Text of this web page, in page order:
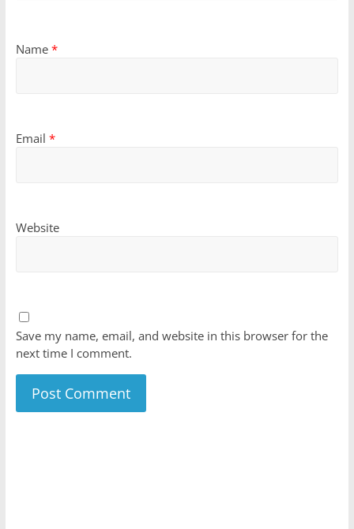
Name *
Email *
Website
Save my name, email, and website in this browser for the
next time I comment.